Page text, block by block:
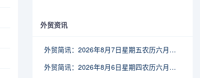
外贸资讯
外贸简讯：2026年8月7日星期五农历六月廿五
外贸简讯：2026年8月6日星期四农历六月廿四